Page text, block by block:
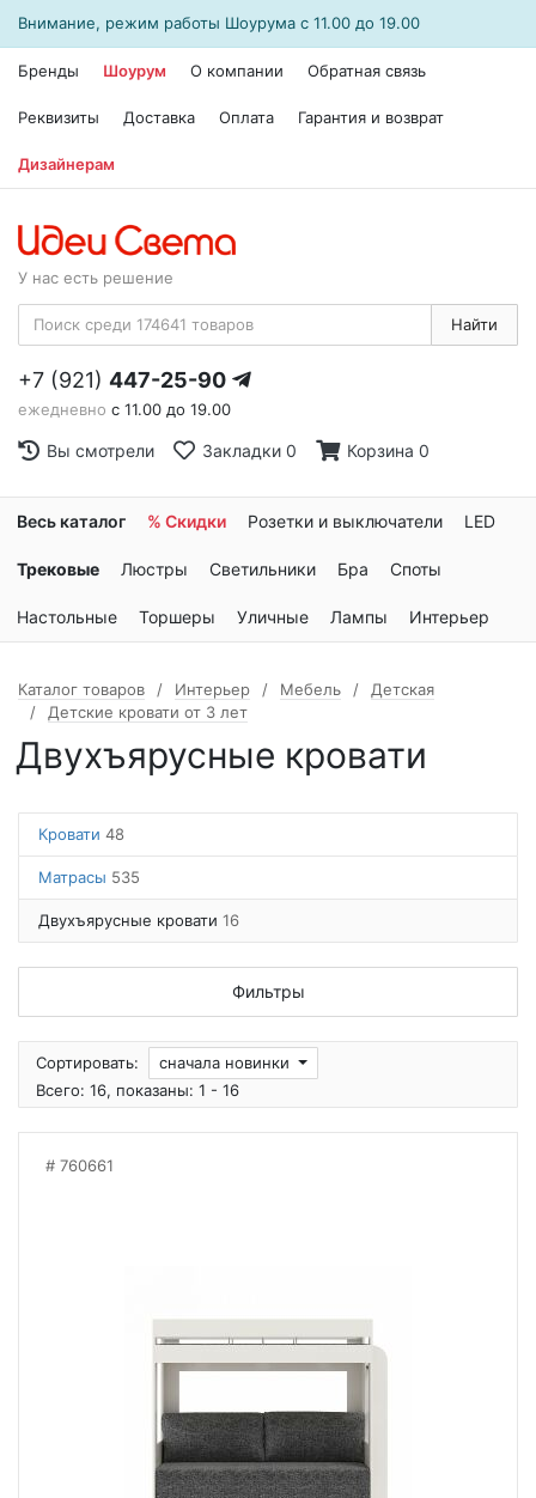
Внимание, режим работы Шоурума с 11.00 до 19.00
Бренды Шоурум О компании Обратная связь
Реквизиты Доставка Оплата Гарантия и возврат
Дизайнерам
У нас есть решение
Найти
+7 (921) 447-25-90
ежедневно с 11.00 до 19.00
Вы смотрели Закладки 0 Корзина 0
Весь каталог % Скидки Розетки и выключатели LED
Трековые Люстры Светильники Бра Споты
Настольные Торшеры Уличные Лампы Интерьер
Каталог товаров Интерьер Мебель
Детская
Детские кровати от 3 лет
Двухъярусные кровати
Кровати 48
Матрасы 535
Двухъярусные кровати 16
Фильтры
Сортировать:
сначала новинки
Всего: 16, показаны: 1 - 16
760661